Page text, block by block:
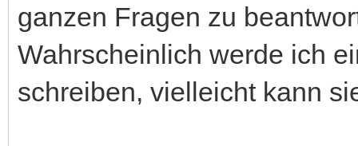
ganzen Fragen zu
Wahrscheinlich werde ich
schreiben, vielleicht kann